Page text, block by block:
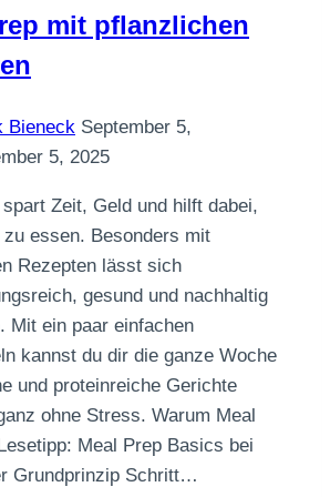
mit pflanzlichen
Bieneck September 5,
5, 2025
Zeit, Geld und hilft dabei,
zu essen. Besonders mit
Rezepten lässt sich
gesund und nachhaltig
Mit ein paar einfachen
kannst du dir die ganze Woche
und proteinreiche Gerichte
ohne Stress. Warum Meal
Meal Prep Basics bei
Grundprinzip Schritt…